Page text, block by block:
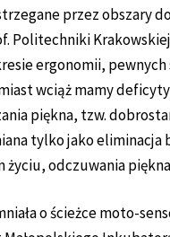
przez obszary
Politechniki
ergonomii,
wciąż mamy
piękna, tzw.
tylko jako eliminacja
odczuwania
o ścieżce moto-